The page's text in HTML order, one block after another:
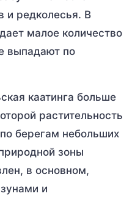
и редколесья. В
малое количество
выпадают по
каатинга больше
растительность
берегам небольших
зоны
в основном,
и